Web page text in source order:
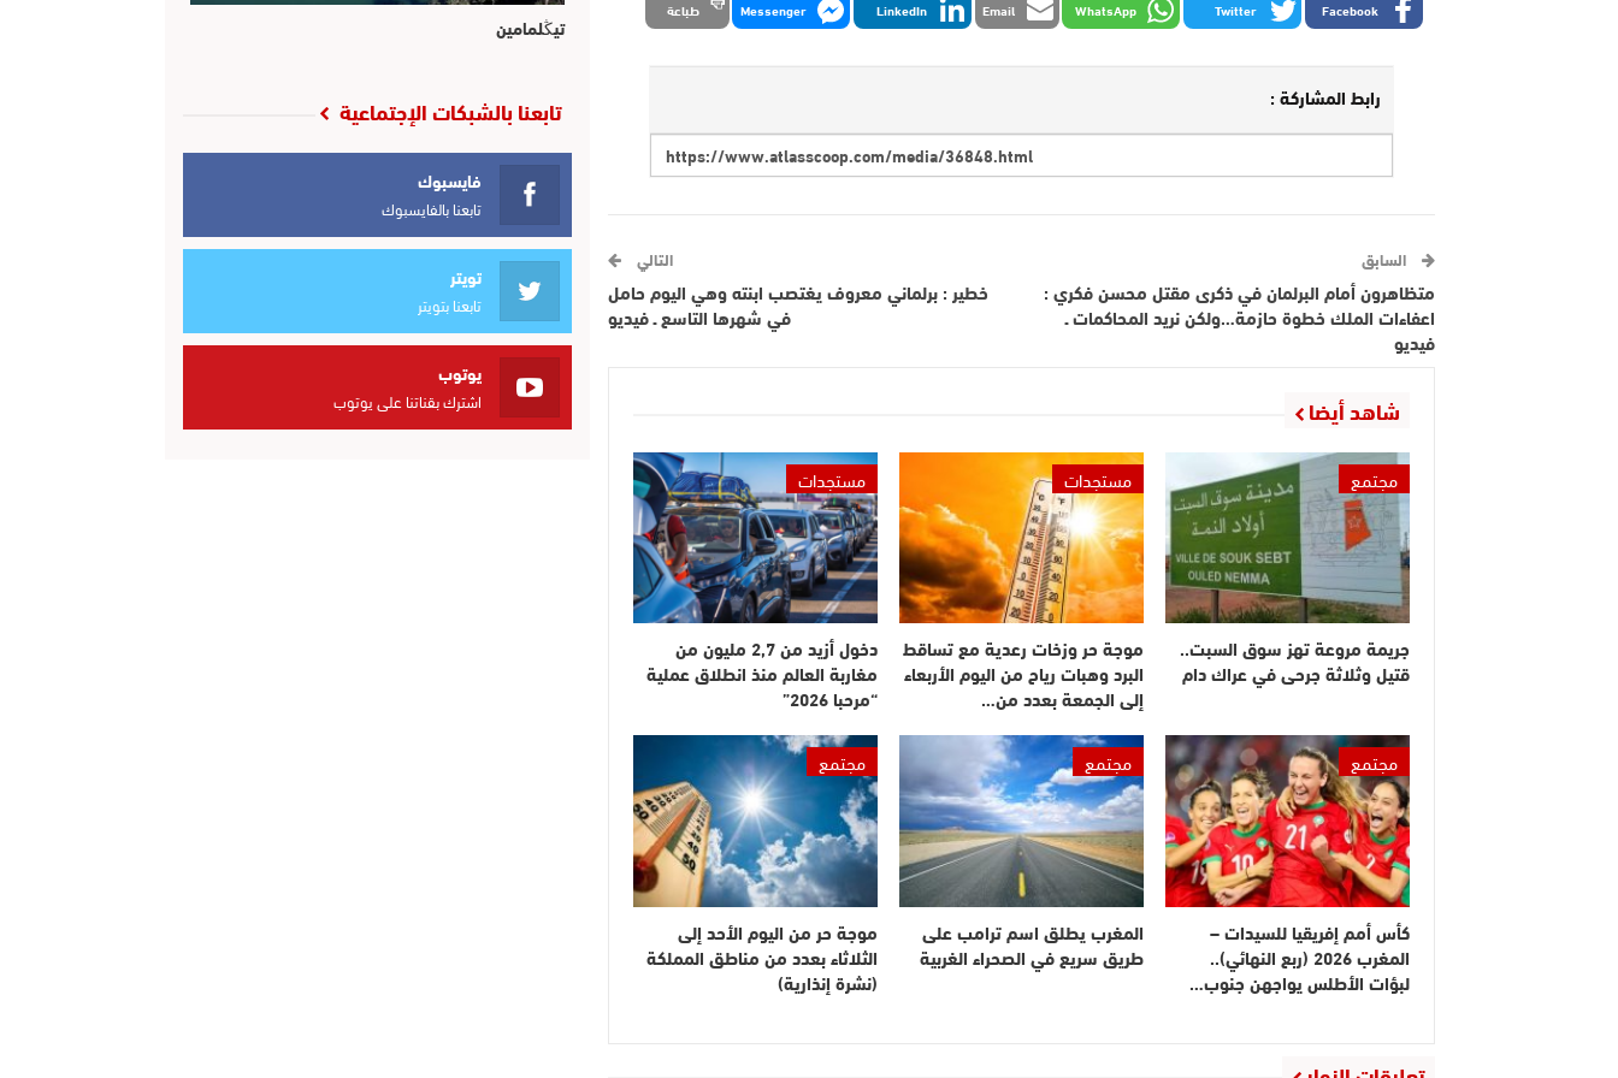
Facebook
Twitter
WhatsApp
Email
LinkedIn
Messenger طباعة
رابط المشاركة :
السابق
متظاهرون أمام البرلمان في ذكرى مقتل محسن فكري :
اعفاءات الملك خطوة حازمة…ولكن نريد المحاكمات ـ
فيديو
التالي
خطير : برلماني معروف يغتصب ابنته وهي اليوم حامل
في شهرها التاسع ـ فيديو
شاهد أيضا
مجتمع
جريمة مروعة تهز سوق السبت..
قتيل وثلاثة جرحى في عراك دام
مستجدات
موجة حر وزخات رعدية مع تساقط
البرد وهبات رياح من اليوم الأربعاء
إلى الجمعة بعدد من…
مستجدات
دخول أزيد من 2,7 مليون من
مغاربة العالم منذ انطلاق عملية
“مرحبا 2026”
مجتمع
كأس أمم إفريقيا للسيدات –
المغرب 2026 (ربع النهائي)..
لبؤات الأطلس يواجهن جنوب…
مجتمع
المغرب يطلق اسم ترامب على
طريق سريع في الصحراء الغربية
مجتمع
موجة حر من اليوم الأحد إلى
الثلاثاء بعدد من مناطق المملكة
(نشرة إنذارية)
تيڭلمامين
تابعنا بالشبكات الإجتماعية
فايسبوك
تابعنا بالفايسبوك
تويتر
تابعنا بتويتر
يوتوب
اشترك بقناتنا على يوتوب